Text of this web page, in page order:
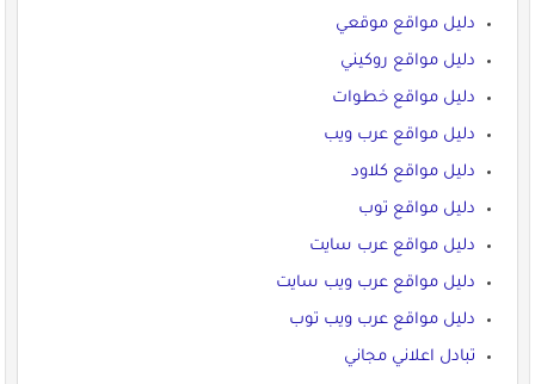
دليل مواقع موقعي
دليل مواقع روكيني
دليل مواقع خطوات
دليل مواقع عرب ويب
دليل مواقع كلاود
دليل مواقع توب
دليل مواقع عرب سايت
دليل مواقع عرب ويب سايت
دليل مواقع عرب ويب توب
تبادل اعلاني مجاني